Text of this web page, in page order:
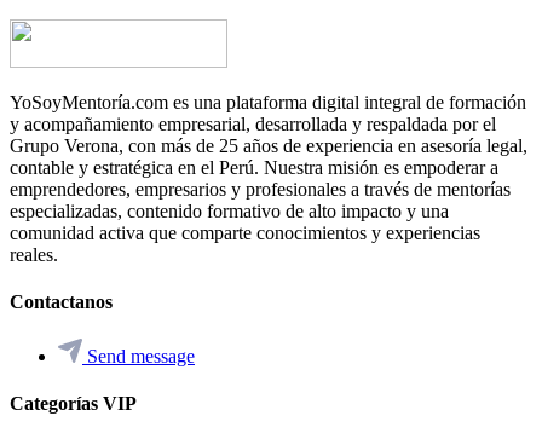
YoSoyMentoría.com es una plataforma digital integral de formación
y acompañamiento empresarial, desarrollada y respaldada por el
Grupo Verona, con más de 25 años de experiencia en asesoría legal,
contable y estratégica en el Perú. Nuestra misión es empoderar a
emprendedores, empresarios y profesionales a través de mentorías
especializadas, contenido formativo de alto impacto y una
comunidad activa que comparte conocimientos y experiencias
reales.
Contactanos
Send message
Categorías VIP